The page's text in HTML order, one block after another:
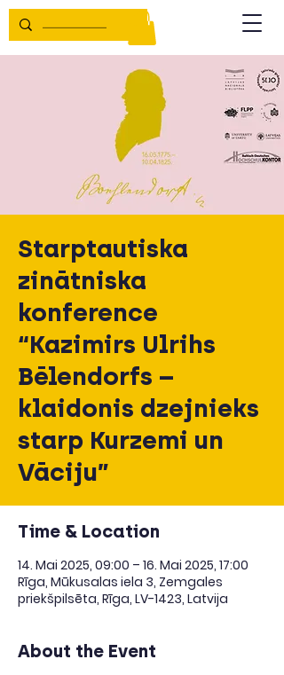
Starptautiska
zinātniska
konference
“Kazimirs Ulrihs
Bēlendorfs –
klaidonis dzejnieks
starp Kurzemi un
Vāciju”
Time & Location
14. Mai 2025, 09:00 – 16. Mai 2025, 17:00
Rīga, Mūkusalas iela 3, Zemgales
priekšpilsēta, Rīga, LV-1423, Latvija
About the Event